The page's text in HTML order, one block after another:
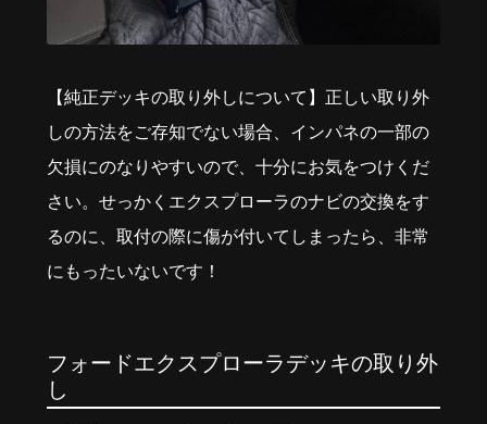
【純正デッキの取り外しについて】正しい取り外
しの方法をご存知でない場合、インパネの一部の
欠損にのなりやすいので、十分にお気をつけくだ
さい。せっかくエクスプローラのナビの交換をす
るのに、取付の際に傷が付いてしまったら、非常
にもったいないです！
フォードエクスプローラデッキの取り外
し